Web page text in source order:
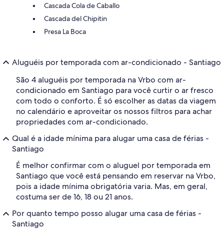
Cascada Cola de Caballo
Cascada del Chipitin
Presa La Boca
Aluguéis por temporada com ar-condicionado - Santiago
São 4 aluguéis por temporada na Vrbo com ar-
condicionado em Santiago para você curtir o ar fresco
com todo o conforto. É só escolher as datas da viagem
no calendário e aproveitar os nossos filtros para achar
propriedades com ar-condicionado.
Qual é a idade mínima para alugar uma casa de férias -
Santiago
É melhor confirmar com o aluguel por temporada em
Santiago que você está pensando em reservar na Vrbo,
pois a idade mínima obrigatória varia. Mas, em geral,
costuma ser de 16, 18 ou 21 anos.
Por quanto tempo posso alugar uma casa de férias -
Santiago